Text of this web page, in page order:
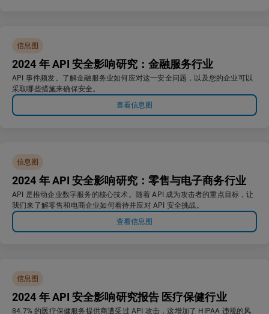
信息图
2024 年 API 安全影响研究：金融服务行业
API 事件频发。了解金融服务业如何应对这一安全问题，以及您的企业可以
采取哪些措施来确保安全。
查看信息图
信息图
2024 年 API 安全影响研究：零售与电子商务行业
API 是推动企业数字服务的核心技术。随着 API 成为攻击者的重点目标，让
我们来了解零售和电商企业如何看待并应对 API 安全挑战。
查看信息图
信息图
2024 年 API 安全影响研究报告 医疗保健行业
84.7% 的医疗保健服务提供商遭受过 API 攻击，这增加了 HIPAA 违规的风